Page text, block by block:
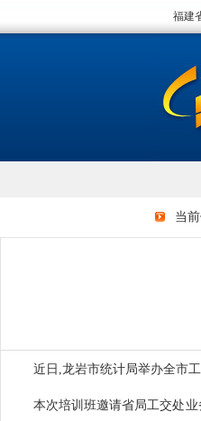
当前
近日 ,龙岩市统计局举办全市
本次培训班邀请省局工交处